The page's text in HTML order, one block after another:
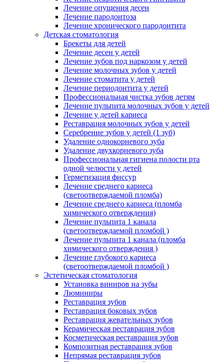
Лечение опущения десен
Лечение пародонтоза
Лечение хронического пародонтита
Детская стоматология
Брекеты для детей
Лечение десен у детей
Лечение зубов под наркозом у детей
Лечение молочных зубов у детей
Лечение стоматита у детей
Лечение периодонтита у детей
Профессиональная чистка зубов детям
Лечение пульпита молочных зубов у детей
Лечение у детей кариеса
Реставрация молочных зубов у детей
Серебрение зубов у детей (1 зуб)
Удаление однокорневого зуба
Удаление двухкорневого зуба
Профессиональная гигиена полости рта
одной челюсти у детей
Герметизация фиссур
Лечение среднего кариеса
(светоотверждаемой пломба)
Лечение среднего кариеса (пломба
химического отверждения)
Лечение пульпита 1 канала
(светоотверждаемой пломбой )
Лечение пульпита 1 канала (пломба
химического отверждения )
Лечение глубокого кариеса
(светоотверждаемой пломбой )
Эстетическая стоматология
Установка виниров на зубы
Люминиры
Реставрация зубов
Реставрация боковых зубов
Реставрация жевательных зубов
Керамическая реставрация зубов
Косметическая реставрация зубов
Композитная реставрация зубов
Непрямая реставрация зубов